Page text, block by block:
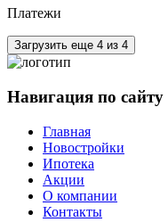
Платежи
Загрузить еще 4 из 4
Навигация по сайту
Главная
Новостройки
Ипотека
Акции
О компании
Контакты